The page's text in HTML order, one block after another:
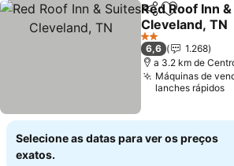
PartilharAdicionar
Red Roof Inn
Cleveland, TN
2 Estrelas
6,6
1.268
a 3.2 km de
Máquinas de
lanches rápidos
Selecione as datas para ver os preços
exatos.